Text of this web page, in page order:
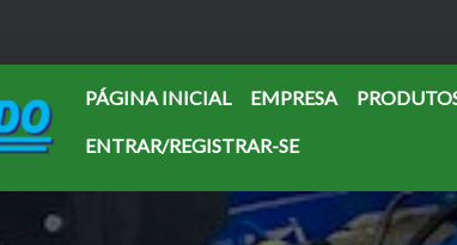
PÁGINA INICIAL EMPRESA
ENTRAR/REGISTRAR-SE